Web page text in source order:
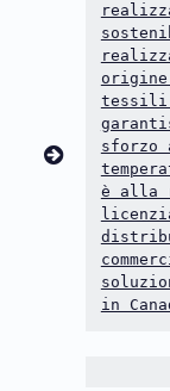
tessili
sforzo
è alla
in